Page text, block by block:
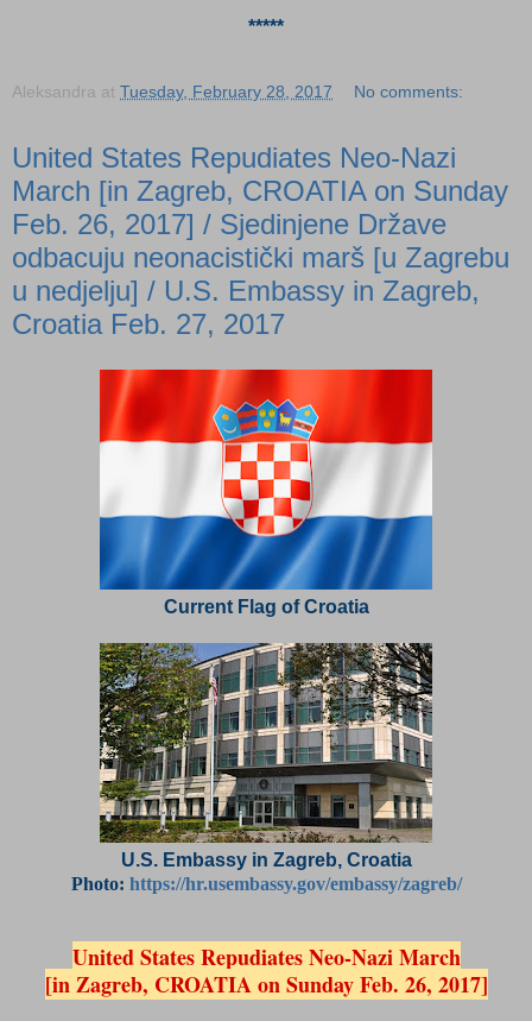
*****
Aleksandra at Tuesday, February 28, 2017 No comments:
United States Repudiates Neo-Nazi
March [in Zagreb, CROATIA on Sunday
Feb. 26, 2017] / Sjedinjene Države
odbacuju neonacistički marš [u Zagrebu
u nedjelju] / U.S. Embassy in Zagreb,
Croatia Feb. 27, 2017
Current Flag of Croatia
U.S. Embassy in Zagreb, Croatia
Photo: https://hr.usembassy.gov/embassy/zagreb/
United States Repudiates Neo-Nazi March
[in Zagreb, CROATIA on Sunday Feb. 26, 2017]